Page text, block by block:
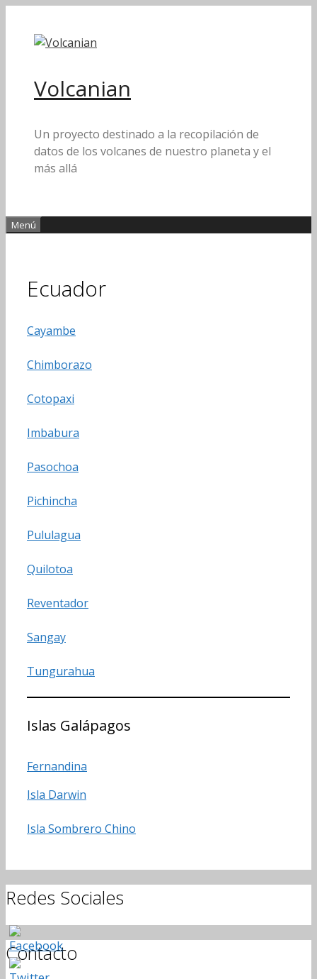
contenido
Volcanian
Un proyecto destinado a la recopilación de
datos de los volcanes de nuestro planeta y el
más allá
Menú
Ecuador
Cayambe
Chimborazo
Cotopaxi
Imbabura
Pasochoa
Pichincha
Pululagua
Quilotoa
Reventador
Sangay
Tungurahua
Islas Galápagos
Fernandina
Isla Darwin
Isla Sombrero Chino
Redes Sociales
Contacto